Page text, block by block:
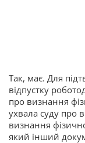
Так, має. Для
відпустку
про визнання
ухвала суду про
визнання
який інший